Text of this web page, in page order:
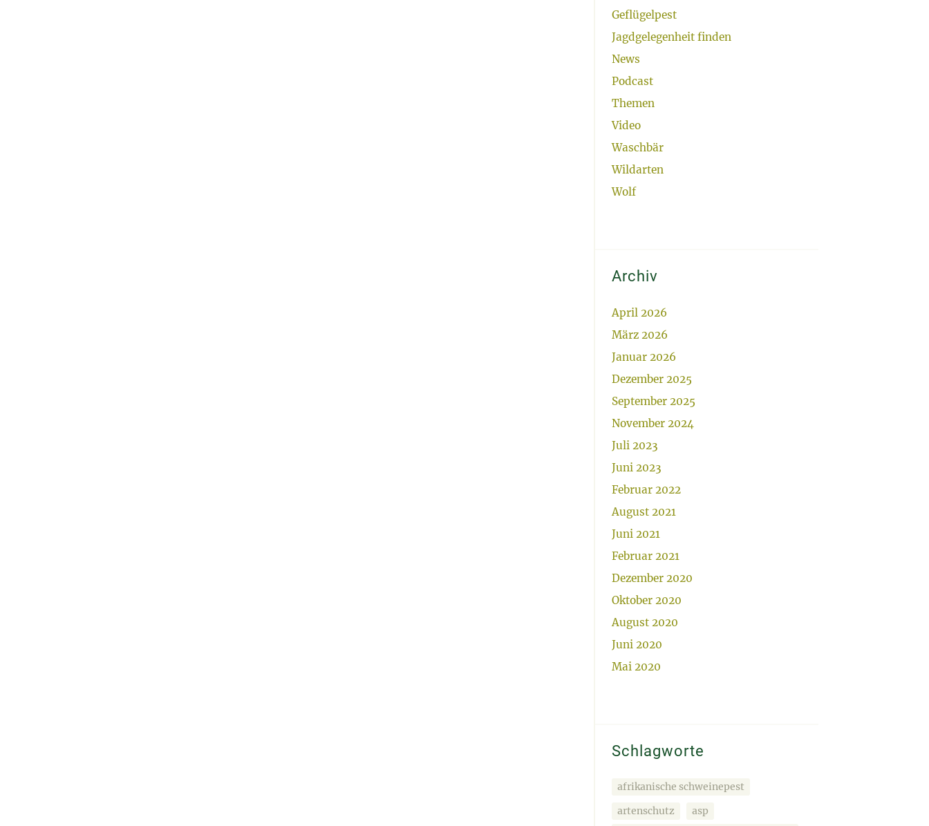
Geflügelpest
Jagdgelegenheit finden
News
Podcast
Themen
Video
Waschbär
Wildarten
Wolf
Archiv
April 2026
März 2026
Januar 2026
Dezember 2025
September 2025
November 2024
Juli 2023
Juni 2023
Februar 2022
August 2021
Juni 2021
Februar 2021
Dezember 2020
Oktober 2020
August 2020
Juni 2020
Mai 2020
Schlagworte
afrikanische schweinepest
artenschutz
asp